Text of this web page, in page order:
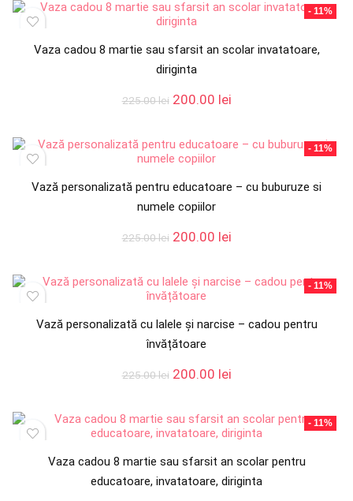
fost:
225.00 lei.
200.00 lei.
- 11%
Vaza cadou 8 martie sau sfarsit an scolar invatatoare,
diriginta
225.00lei Prețul
fost:
225.00 lei.
200.00 leiPrețul
200.00 lei.
- 11%
Vază personalizată pentru educatoare – cu buburuze si
numele copiilor
225.00lei Prețul
fost:
225.00 lei.
200.00 leiPrețul
200.00 lei.
- 11%
Vază personalizată cu lalele și narcise – cadou pentru
învățătoare
225.00lei Prețul
fost:
225.00 lei.
200.00 leiPrețul
200.00 lei.
- 11%
Vaza cadou 8 martie sau sfarsit an scolar pentru
educatoare, invatatoare, diriginta